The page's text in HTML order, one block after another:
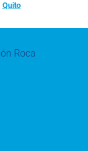
Quito
Roca